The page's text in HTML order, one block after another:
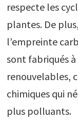
respecte les
plantes. De
l’empreinte
sont fabriqués
renouvelables,
chimiques qui
plus polluants.